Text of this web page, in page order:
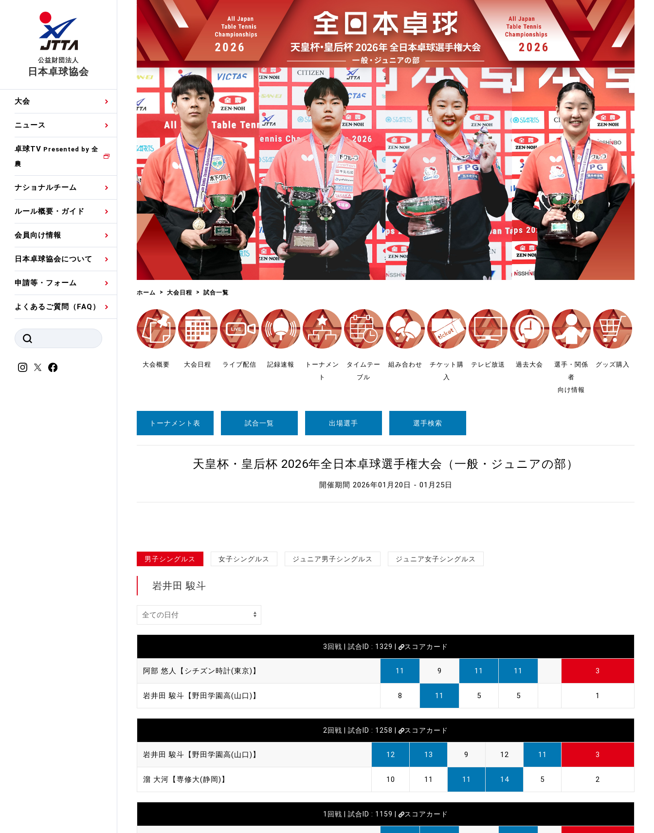
公益財団法人
日本卓球協会
大会 日程
公式記録
国内ランキング
公式大会優勝記録
ニュース
大会・試合
日本代表
特集
TV・メディア情報
お知らせ
プレスリリース
競技者(パスウェイ)・審判
その他
卓球TV Presented by 全
農
ナショナルチーム
男子ナショナルチーム選
手・候補
女子ナショナルチーム選
手・候補
男子世界ランキング
女子世界ランキング
各種選考基準
強化スタッフ
ルール概要・ガイド
卓球の基本的なルール
競技規則
観戦ガイド
卓球用語集
スポーツ栄養カルタ
会員向け情報
協会会員登録
ゼッケンについて
競技者育成事業
審判
指導者
公認資格者名簿
公認品一覧
公認メーカー一覧
委員会
指導者養成委員会
競技者育成委員会
スポーツ医・科学委員会
日本卓球協会について
卓球協会のミッション
会長あいさつ
役員委員
沿革・組織図
取り組み・活動
関連団体代表委員など
規程・お見舞い制度
ハンドブックデータ
事業計画・事業報告
財務諸表等
JTTAスポーツ団体ガバナ
ンスコード
販売品一覧
申請等・フォーム
国際交流届申込みフォーム
国際大会自主参加申請
競技ウエア広告申請
競技ウエアチーム名申請
日本卓球ルールのお問い合
わせ
審判員ネームプレート制作
申込
よくあるご質問（FAQ）
ホーム 大会日程 試合一覧
大会概要 大会日程 ライブ配信 記録速報
トーナメン
ト
タイムテー
ブル
組み合わせ
チケット購
入
テレビ放送 過去大会
選手・関係
者
向け情報
グッズ購入
トーナメント表 試合一覧 出場選手 選手検索
天皇杯・皇后杯 2026年全日本卓球選手権大会（一般・ジュニアの部）
開催期間 2026年01月20日 - 01月25日
男子シングルス 女子シングルス ジュニア男子シングルス ジュニア女子シングルス
岩井田 駿斗
3回戦 | 試合ID : 1329 | スコアカード
阿部 悠人【シチズン時計(東京)】 11 9 11 11 3
岩井田 駿斗【野田学園高(山口)】 8 11 5 5 1
2回戦 | 試合ID : 1258 | スコアカード
岩井田 駿斗【野田学園高(山口)】 12 13 9 12 11 3
溜 大河【専修大(静岡)】 10 11 11 14 5 2
1回戦 | 試合ID : 1159 | スコアカード